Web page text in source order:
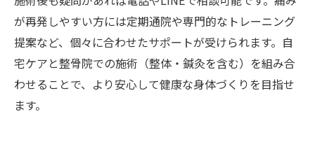
が再発しやすい方には定期通院や専門的なトレーニング
提案など、個々に合わせたサポートが受けられます。自
宅ケアと整骨院での施術（整体・鍼灸を含む）を組み合
わせることで、より安心して健康な身体づくりを目指せ
ます。